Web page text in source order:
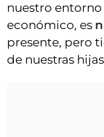
nuestro entorno
económico, es
presente, pero
de nuestras